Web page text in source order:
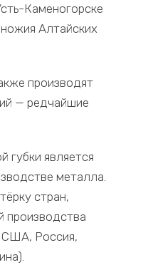
Каменогорске
Алтайских
производят
— редчайшие
губки является
металла.
стран,
производства
США, Россия,